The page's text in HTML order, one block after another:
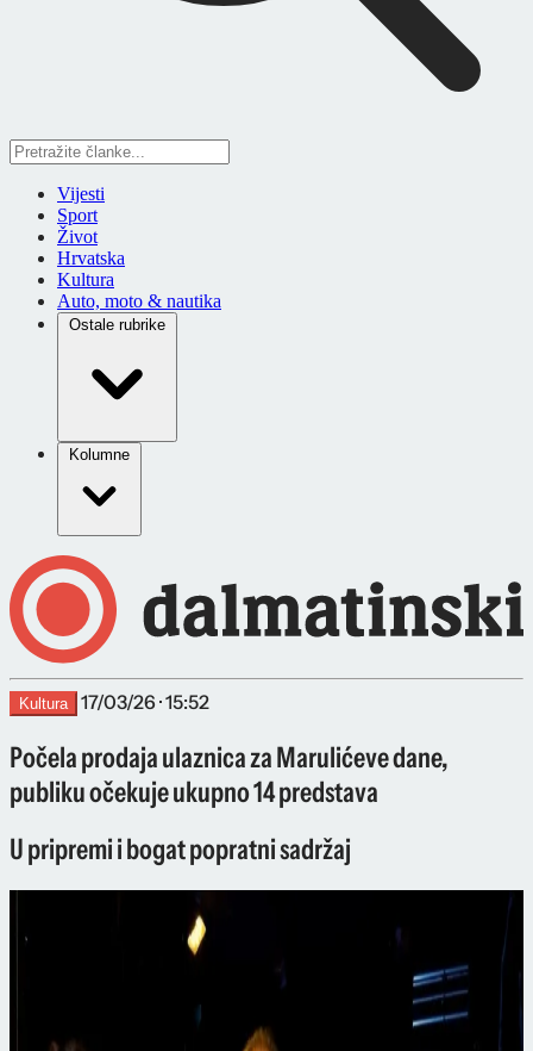
Vijesti
Sport
Život
Hrvatska
Kultura
Auto, moto & nautika
Ostale rubrike
Kolumne
Kultura 17/03/26 · 15:52
Počela prodaja ulaznica za Marulićeve dane,
publiku očekuje ukupno 14 predstava
U pripremi i bogat popratni sadržaj